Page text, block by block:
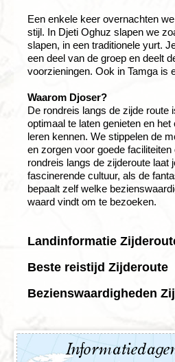
Een enkele keer overnachten
stijl. In Djeti Oghuz slapen we
slapen, in een traditionele yurt.
een deel van de groep en deelt
voorzieningen. Ook in Tamga is
Waarom Djoser?
De rondreis langs de zijde route
optimaal te laten genieten en
leren kennen. We stippelen de
en zorgen voor goede
rondreis langs de zijderoute laat
fascinerende cultuur, als de
bepaalt zelf welke
waard vindt om te bezoeken.
Landinformatie
Andere bekende steden:
Talen: Turkmeens,
sum, Kirgizische som en
Tijdsverschil: De Zijderoute
Beste reistijd Zijderoute
met enorme
woestijn- en berggebieden. ’s
temperaturen in alle landen
Bezienswaardigheden
Met de Zijderoute neemt Djoser
indrukwekkende reis door
Zijderoute was een populaire